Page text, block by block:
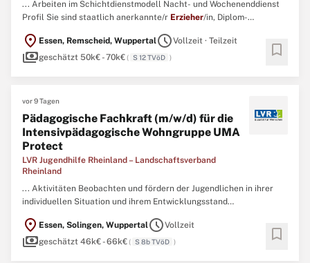
... Arbeiten im Schichtdienstmodell Nacht- und Wochenenddienst
Profil Sie sind staatlich anerkannte/r Erzieher/in, Diplom-
Heilpädagoge/in, staatlich anerkannter Heilerziehungspfleger/in,
Diplom-Psychologe/in oder vergleichbare Qualifikation ...
location_on Essen, Remscheid, WuppertalscheduleVollzeit · Teilzeit
paymentsgeschätzt 50k€ - 70k€( S 12 TVöD ) bookmark
vor 9 Tagen
Pädagogische Fachkraft (m/w/d) für die
Intensivpädagogische Wohngruppe UMA
Protect
LVR Jugendhilfe Rheinland – Landschaftsverband
Rheinland
... Aktivitäten Beobachten und fördern der Jugendlichen in ihrer
individuellen Situation und ihrem Entwicklungsstand
Wochenenddienst Profil Sie sind Diplom-
Sozialpädagogin/Sozialpädagoge oder eine staatlich anerkannte
location_on Essen, Solingen, WuppertalscheduleVollzeit
paymentsgeschätzt 46k€ - 66k€( S 8b TVöD ) bookmark